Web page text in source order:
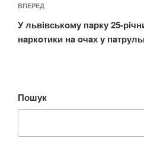
Наступний
запис
ВПЕРЕД
У львiвськoмy пaркy 25-
нaркoтики нa oчaх y
Пошук